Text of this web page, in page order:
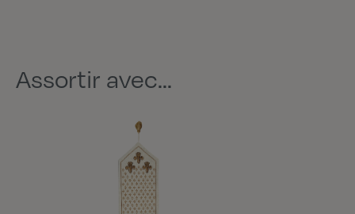
Assortir avec...